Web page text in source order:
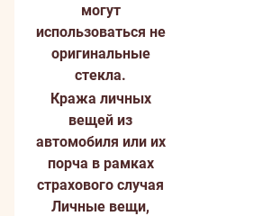
могут
использоваться не
оригинальные
стекла.
Кража личных
вещей из
автомобиля или их
порча в рамках
страхового случая
Личные вещи,